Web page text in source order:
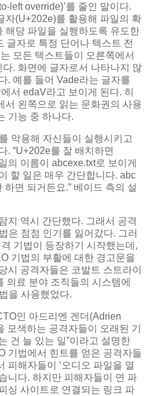
left override)’를 줄인 말이다.
자(U+202e)를 활용해 파일의 확
해당 파일을 실행하도록 유도한
글자로 특정 단어나 텍스트 전
모든 텍스트들이 오른쪽에서
. 화면에 글자로서 나타나지 않
. 예를 들어 Vade라는 글자를
서 edaV라고 보이게 된다. 히
서 왼쪽으로 읽는 문화권의 사용
기능 중 하나다.
악용해 자신들이 실행시키고
. “U+202e를 잘 배치하면
의 이름이 abcexe.txt로 보이게
할 일은 매우 간단합니다. abc
면 되거든요.” 베이드 측의 설
지 역시 간단했다. 그래서 공격
은 점점 인기를 잃어갔다. 그러
기법이 등장하기 시작했는데,
기법의 부활에 대한 경고문을
시 공격자들은 코발트 스트라이
의료 분야 조직들의 시스템에
을 사용했었다.
인 아드리엔 겐더(Adrien
모색하는 공격자들이 오래된 기
건 늘 있는 일”이라고 설명한
기법에서 힌트를 얻은 공격자들
피해자들이 ‘오디오 파일을 열
니다. 하지만 피해자들이 연 파
싱 사이트로 연결되는 링크 파